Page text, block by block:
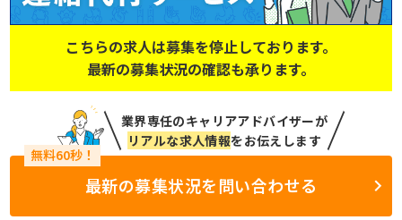
こちらの求人は募集を停止しております。
最新の募集状況の確認も承ります。
業界専任のキャリアアドバイザーが
リアルな求人情報をお伝えします
最新の募集状況を問い合わせる